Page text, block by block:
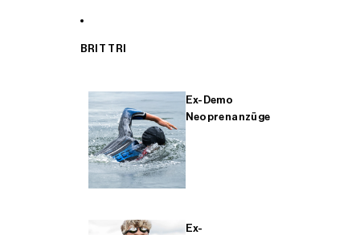
BRIT TRI
Ex-Demo
Neoprenanzüge
Ex-